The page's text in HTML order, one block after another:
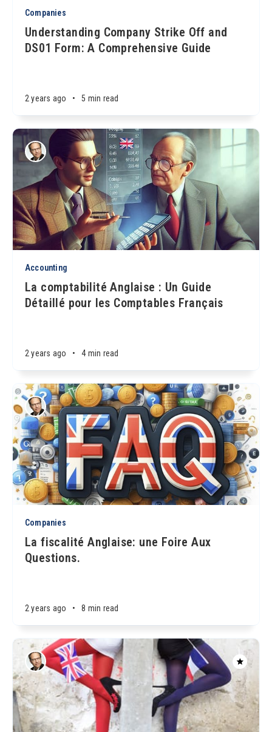
Companies
Understanding Company Strike Off and
DS01 Form: A Comprehensive Guide
2 years ago • 5 min read
Accounting
La comptabilité Anglaise : Un Guide
Détaillé pour les Comptables Français
2 years ago • 4 min read
Companies
La fiscalité Anglaise: une Foire Aux
Questions.
2 years ago • 8 min read